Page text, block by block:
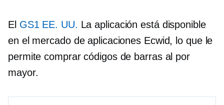
El GS1 EE. UU. La aplicación está disponible
en el mercado de aplicaciones Ecwid, lo que le
permite comprar códigos de barras al por
mayor.